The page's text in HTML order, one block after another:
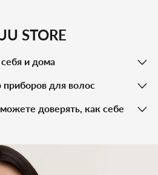
STORE
и дома
для волос
доверять, как себе